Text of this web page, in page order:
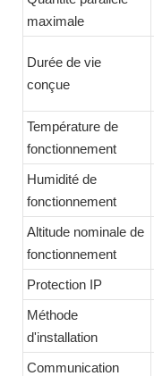
maximale
Durée de vie
conçue
Température de
fonctionnement
Humidité de
fonctionnement
Altitude nominale de
fonctionnement
Protection IP
Méthode
d'installation
Communication